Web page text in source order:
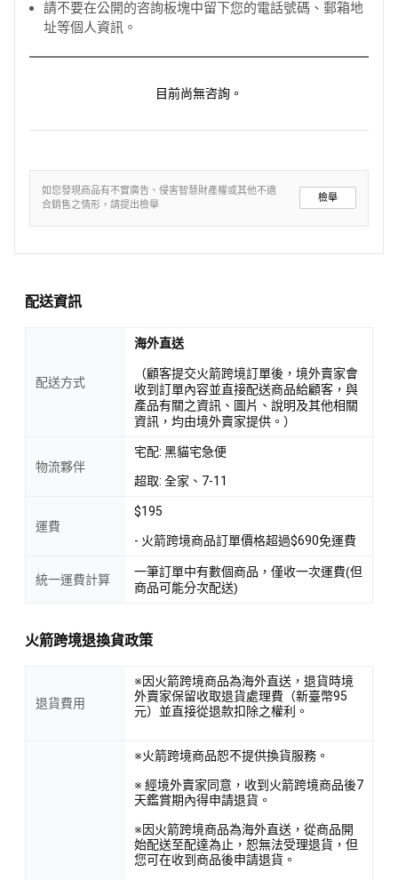
請不要在公開的咨詢板塊中留下您的電話號碼、郵箱地
址等個人資訊。
目前尚無咨詢。
如您發現商品有不實廣告、侵害智慧財產權或其他不適
合銷售之情形，請提出檢舉
檢舉
配送資訊
配送方式
海外直送
（顧客提交火箭跨境訂單後，境外賣家會
收到訂單內容並直接配送商品給顧客，與
產品有關之資訊、圖片、說明及其他相關
資訊，均由境外賣家提供。）
物流夥伴
宅配: 黑貓宅急便
超取: 全家、7-11
運費
$195
- 火箭跨境商品訂單價格超過$690免運費
統一運費計算
一筆訂單中有數個商品，僅收一次運費(但
商品可能分次配送)
火箭跨境退換貨政策
退貨費用
※因火箭跨境商品為海外直送，退貨時境
外賣家保留收取退貨處理費（新臺幣95
元）並直接從退款扣除之權利。
※火箭跨境商品恕不提供換貨服務。
※ 經境外賣家同意，收到火箭跨境商品後7
天鑑賞期內得申請退貨。
※因火箭跨境商品為海外直送，從商品開
始配送至配達為止，恕無法受理退貨，但
您可在收到商品後申請退貨。